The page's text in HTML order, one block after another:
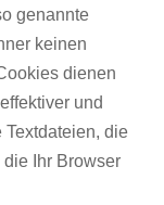
genannte
keinen
dienen
und
die
Ihr Browser